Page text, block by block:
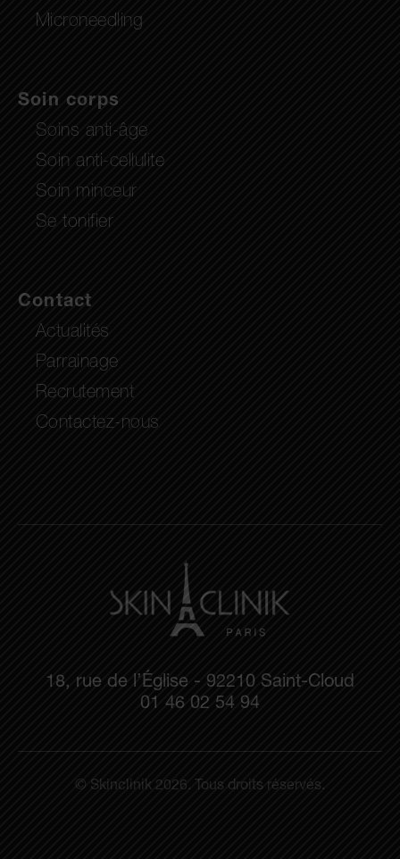
Microneedling
Soin corps
Soins anti-âge
Soin anti-cellulite
Soin minceur
Se tonifier
Contact
Actualités
Parrainage
Recrutement
Contactez-nous
18, rue de l’Église - 92210 Saint-Cloud
01 46 02 54 94
© Skinclinik 2026. Tous droits réservés.